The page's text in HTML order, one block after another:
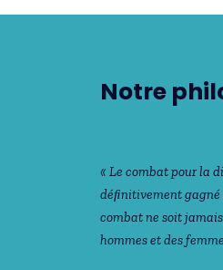
Notre
« Le combat pour la
déﬁnitivement gagné
combat ne soit
hommes et des